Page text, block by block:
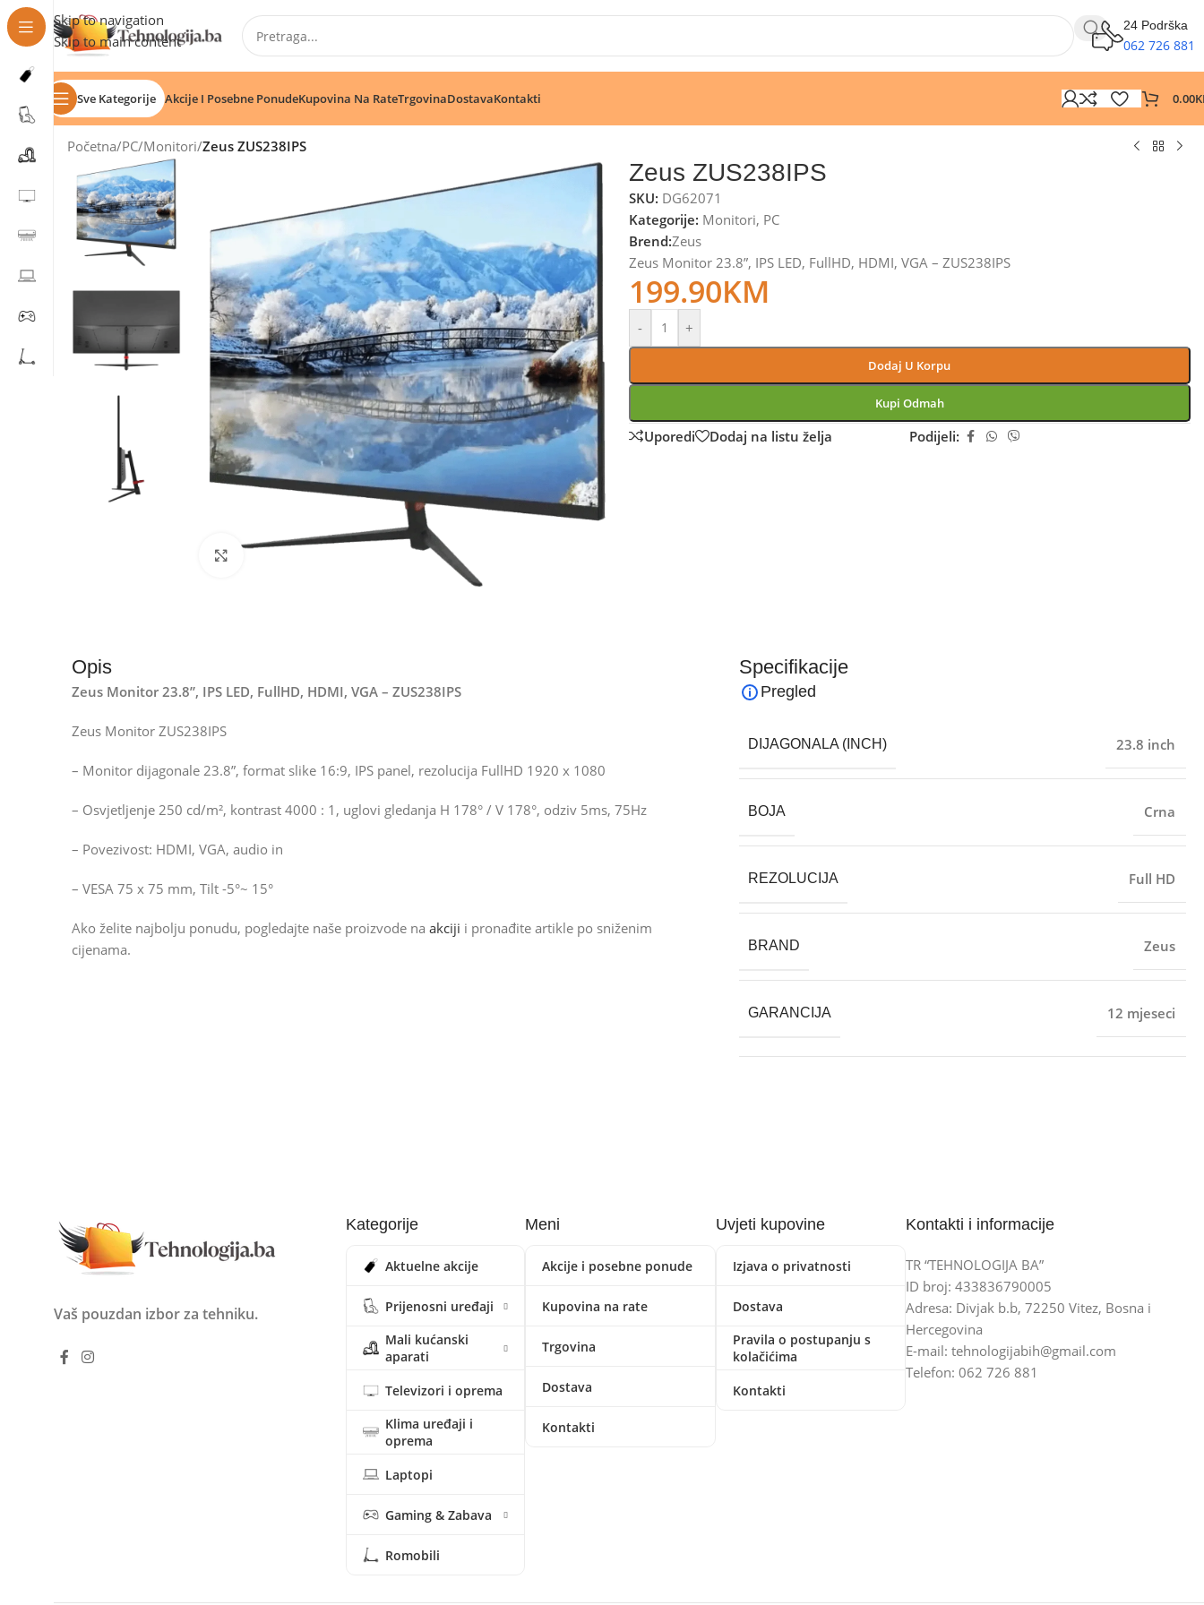
Skip to navigation
Skip to main content
24 Podrška
062 726 881
Sve Kategorije Akcije I Posebne PonudeKupovina Na RateTrgovinaDostavaKontakti 0.00
Početna/PC/Monitori/Zeus ZUS238IPS
Zeus ZUS238IPS
SKU: DG62071
Kategorije: Monitori, PC
Brend:Zeus
Zeus Monitor 23.8”, IPS LED, FullHD, HDMI, VGA – ZUS238IPS
199.90KM
- +
Dodaj U Korpu
Kupi Odmah
Uporedi Dodaj na listu želja Podijeli:
Opis
Zeus Monitor 23.8”, IPS LED, FullHD, HDMI, VGA – ZUS238IPS
Zeus Monitor ZUS238IPS
– Monitor dijagonale 23.8”, format slike 16:9, IPS panel, rezolucija FullHD 1920 x 1080
– Osvjetljenje 250 cd/m², kontrast 4000 : 1, uglovi gledanja H 178° / V 178°, odziv 5ms, 75Hz
– Povezivost: HDMI, VGA, audio in
– VESA 75 x 75 mm, Tilt -5°~ 15°
Ako želite najbolju ponudu, pogledajte naše proizvode na akciji i pronađite artikle po sniženim
cijenama.
Specifikacije
Pregled
DIJAGONALA (INCH) 23.8 inch
BOJA Crna
REZOLUCIJA Full HD
BRAND Zeus
GARANCIJA 12 mjeseci
Vaš pouzdan izbor za tehniku.
Kategorije
Aktuelne akcije
Prijenosni uređaji
Mali kućanski
aparati
Televizori i oprema
Klima uređaji i
oprema
Laptopi
Gaming & Zabava
Romobili
Meni
Akcije i posebne ponude
Kupovina na rate
Trgovina
Dostava
Kontakti
Uvjeti kupovine
Izjava o privatnosti
Dostava
Pravila o postupanju s
kolačićima
Kontakti
Kontakti i informacije
TR “TEHNOLOGIJA BA”
ID broj: 433836790005
Adresa: Divjak b.b, 72250 Vitez, Bosna i
Hercegovina
E-mail: tehnologijabih@gmail.com
Telefon: 062 726 881